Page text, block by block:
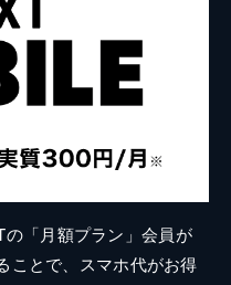
の「月額プラン」会員が
ことで、スマホ代がお得